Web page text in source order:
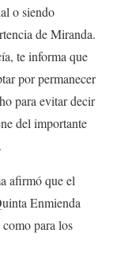
o siendo
de Miranda.
te informa que
por permanecer
para evitar decir
del importante
afirmó que el
Enmienda
para los